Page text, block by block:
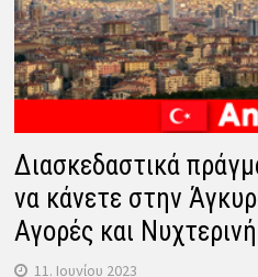
Διασκεδαστικά
να κάνετε στην
Αγορές και
11. Ιουνίου 2023